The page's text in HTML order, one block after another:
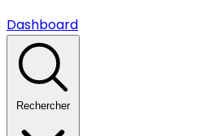
Dashboard
Rechercher